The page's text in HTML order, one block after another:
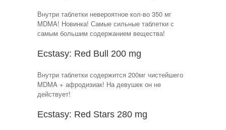
Внутри таблетки невероятное кол-во 350 мг
MDMA! Новинка! Самые сильные таблетки с
самым большим содержанием вещества!
Ecstasy: Red Bull 200 mg
Внутри таблетки содержится 200мг чистейшего
MDMA + афродизиак! На девушек он не
действует!
Ecstasy: Red Stars 280 mg